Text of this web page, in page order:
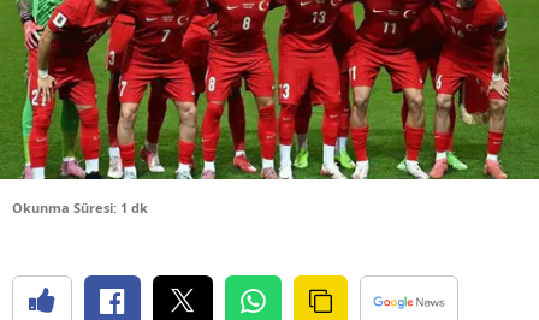
Bolu
Burdur
Bursa
Çanakkale
Çorum
Okunma Süresi: 1 dk